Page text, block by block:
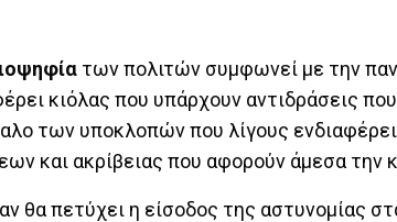
των πολιτών συμφωνεί με την
κιόλας που υπάρχουν αντιδράσεις
των υποκλοπών που λίγους
και ακρίβειας που αφορούν άμεσα την
αν θα πετύχει η είσοδος της αστυνομίας